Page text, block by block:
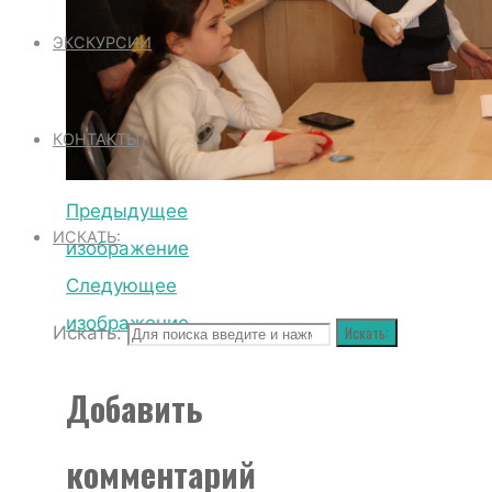
ЭКСКУРСИИ
КОНТАКТЫ
ИСКАТЬ:
Искать: Искать:
Предыдущее
изображение
Следующее
изображение
Добавить
комментарий